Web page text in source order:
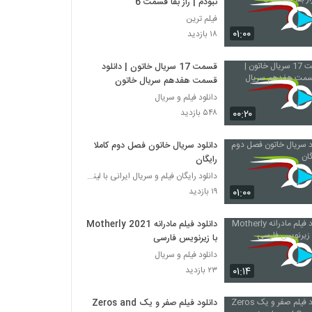
۰۱:۰۰
فیلم ترین
۱۸ بازدید
۰۰:۲۰
قسمت 17 سریال خاتون | دانلود
قسمت هفدهم سریال خاتون
دانلود فیلم و سریال
۵۴۸ بازدید
۰۱:۰۰
دانلود سریال خاتون فصل دوم کاملا
رایگان
دانلود رایگان فیلم و سریال ایرانی با لینک مستقیم
۱۹ بازدید
۰۱:۱۴
دانلود فیلم مادرانه Motherly 2021
با زیرنویس فارسی
دانلود فیلم و سریال
۲۳ بازدید
دانلود فیلم صفر و یک Zeros and